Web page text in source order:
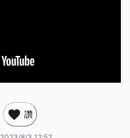
讚